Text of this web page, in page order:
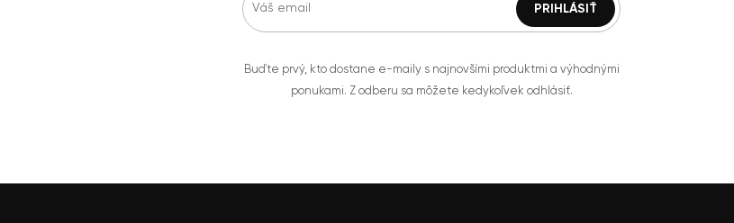
Buďte prvý, kto dostane e-maily s najnovšími produktmi a výhodnými
ponukami. Z odberu sa môžete kedykoľvek odhlásiť.